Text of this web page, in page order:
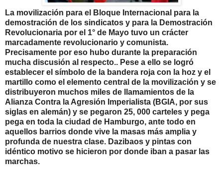
La movilización para el Bloque Internacional para la
demostración de los sindicatos y para la Demostración
Revolucionaria por el 1° de Mayo tuvo un crácter
marcadamente revolucionario y comunista.
Precisamente por eso hubo durante la preparación
mucha discusión al respecto.. Pese a ello se logró
establecer el símbolo de la bandera roja con la hoz y el
martillo como el elemento central de la movilización y se
distribuyeron muchos miles de llamamientos de la
Alianza Contra la Agresión Imperialista (BGIA, por sus
siglas en alemán) y se pegaron 25, 000 carteles y pega
pega en toda la ciudad de Hamburgo, ante todo en
aquellos barrios donde vive la masas más amplia y
profunda de nuestra clase. Dazibaos y pintas con
idéntico motivo se hicieron por donde iban a pasar las
marchas.